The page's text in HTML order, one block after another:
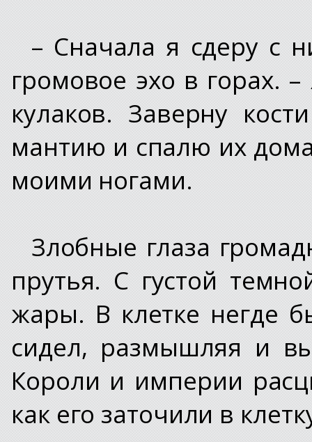
– Сначала я сдеру с
громовое эхо в горах.
кулаков. Заверну
мантию и спалю их
моими ногами.
Злобные глаза
прутья. С густой
жары. В клетке негде
сидел, размышляя и
Короли и империи
как его заточили в